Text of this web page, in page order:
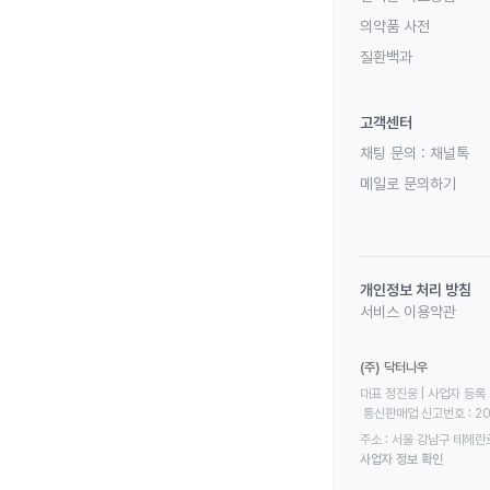
의약품 사전
질환백과
고객센터
채팅 문의 : 채널톡
메일로 문의하기
개인정보 처리 방침
서비스 이용약관
(주) 닥터나우
대표 정진웅 | 사업자
통신판매업 신고번호
주소 : 서울 강남구 테헤
사업자 정보 확인